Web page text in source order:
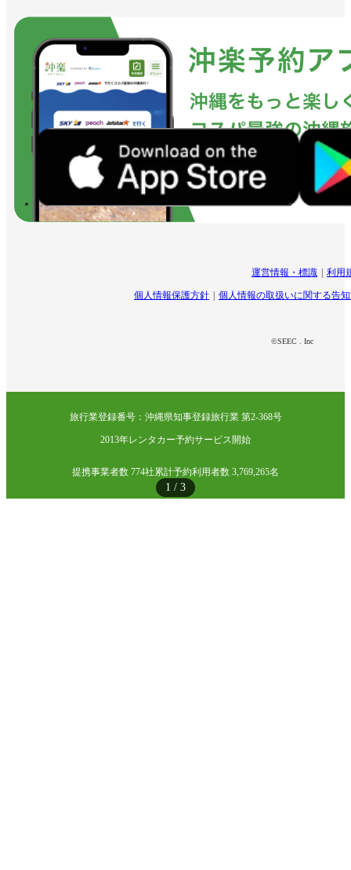
1 / 3
運営情報・標識 利用
個人情報保護方針 個人情報の取扱いに関する告
©SEEC . Inc
旅行業登録番号：沖縄県知事登録旅行業 第2-368号
2013年レンタカー予約サービス開始
提携事業者数 774社累計予約利用者数 3,769,265名